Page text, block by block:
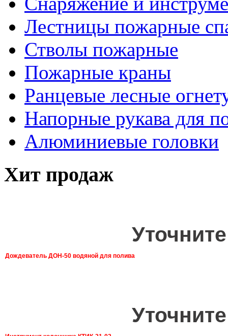
Лестницы пожарные
Стволы пожарные
Пожарные краны
Ранцевые лесные
Напорные рукава для
Алюминиевые головки
Хит продаж
Дождеватель ДОН-50 водяной для полива